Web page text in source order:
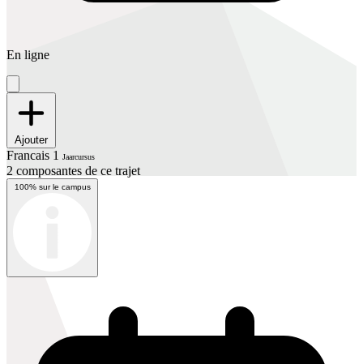
En ligne
Ajouter
Francais 1 Jaarcursus
2 composantes de ce trajet
100% sur le campus